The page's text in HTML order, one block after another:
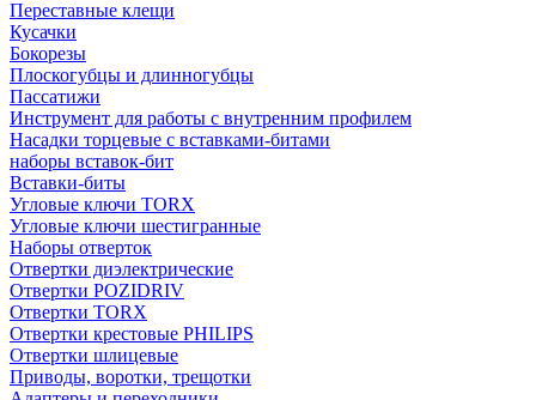
Переставные клещи
Кусачки
Бокорезы
Плоскогубцы и длинногубцы
Пассатижи
Инструмент для работы с внутренним профилем
Насадки торцевые с вставками-битами
наборы вставок-бит
Вставки-биты
Угловые ключи TORX
Угловые ключи шестигранные
Наборы отверток
Отвертки диэлектрические
Отвертки POZIDRIV
Отвертки TORX
Отвертки крестовые PHILIPS
Отвертки шлицевые
Приводы, воротки, трещотки